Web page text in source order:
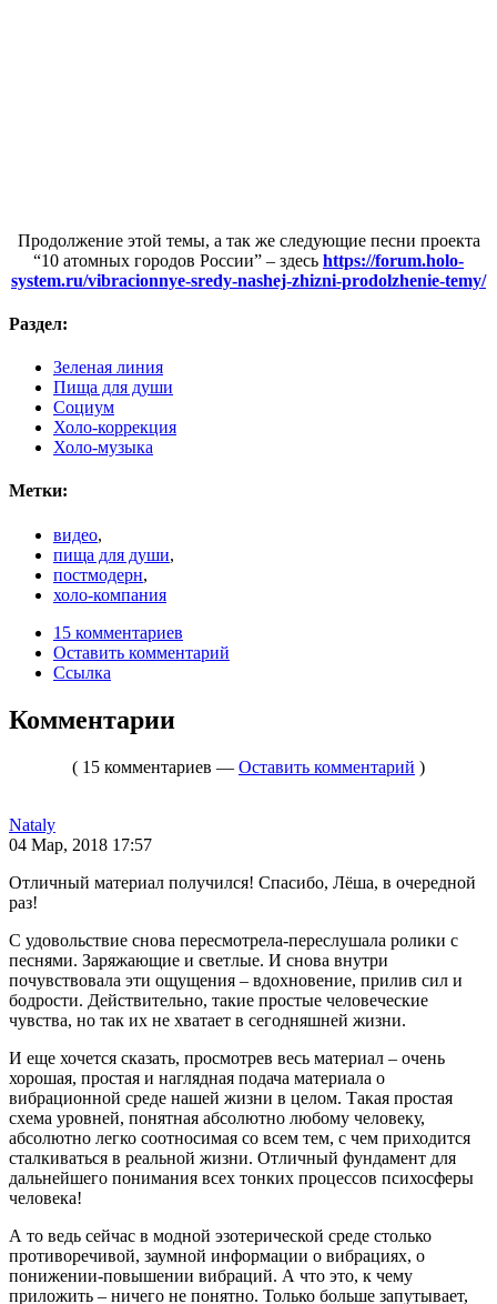
Продолжение этой темы, а так же следующие песни проекта
“10 атомных городов России” – здесь https://forum.holo-
system.ru/vibracionnye-sredy-nashej-zhizni-prodolzhenie-temy/
Раздел:
Зеленая линия
Пища для души
Социум
Холо-коррекция
Холо-музыка
Метки:
видео,
пища для души,
постмодерн,
холо-компания
15 комментариев
Оставить комментарий
Ссылка
Комментарии
( 15 комментариев — Оставить комментарий )
Nataly
04 Мар, 2018 17:57
Отличный материал получился! Спасибо, Лёша, в очередной
раз!
С удовольствие снова пересмотрела-переслушала ролики с
песнями. Заряжающие и светлые. И снова внутри
почувствовала эти ощущения – вдохновение, прилив сил и
бодрости. Действительно, такие простые человеческие
чувства, но так их не хватает в сегодняшней жизни.
И еще хочется сказать, просмотрев весь материал – очень
хорошая, простая и наглядная подача материала о
вибрационной среде нашей жизни в целом. Такая простая
схема уровней, понятная абсолютно любому человеку,
абсолютно легко соотносимая со всем тем, с чем приходится
сталкиваться в реальной жизни. Отличный фундамент для
дальнейшего понимания всех тонких процессов психосферы
человека!
А то ведь сейчас в модной эзотерической среде столько
противоречивой, заумной информации о вибрациях, о
понижении-повышении вибраций. А что это, к чему
приложить – ничего не понятно. Только больше запутывает,